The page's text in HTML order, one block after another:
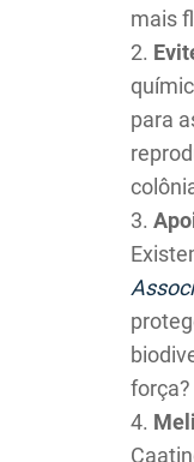
mais
para
força?